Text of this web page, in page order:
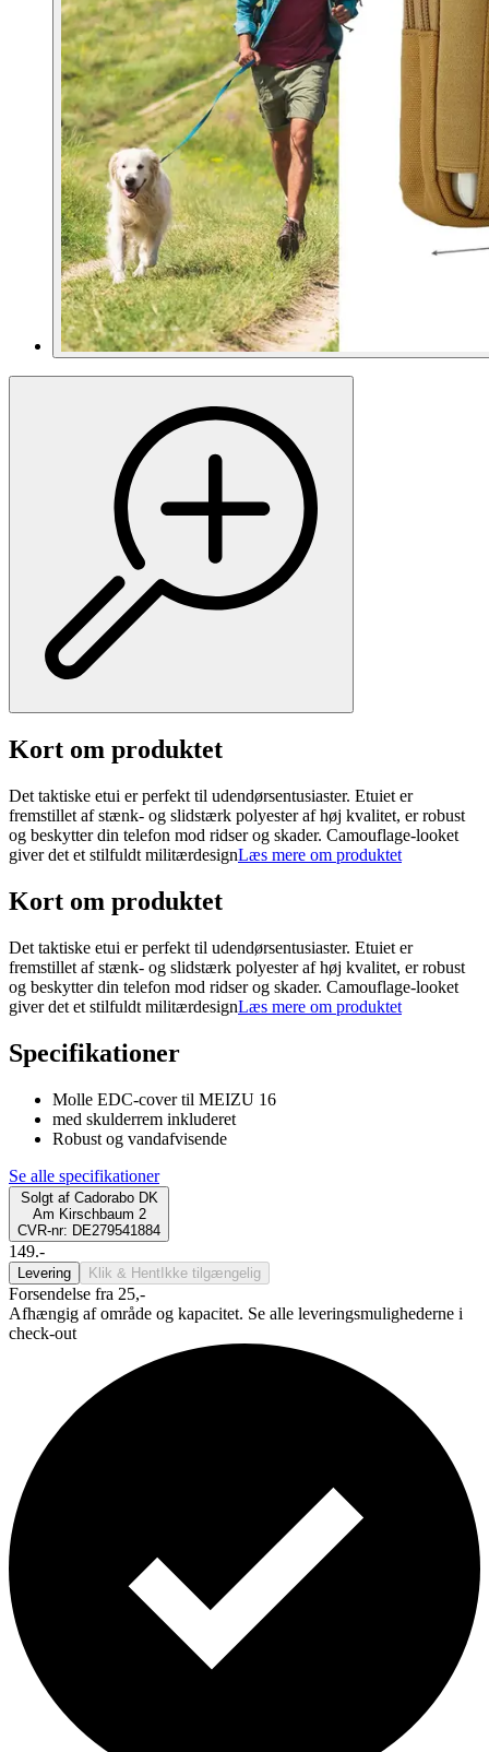
Kort om produktet
Det taktiske etui er perfekt til udendørsentusiaster. Etuiet er
fremstillet af stænk- og slidstærk polyester af høj kvalitet, er robust
og beskytter din telefon mod ridser og skader. Camouflage-looket
giver det et stilfuldt militærdesignLæs mere om produktet
Kort om produktet
Det taktiske etui er perfekt til udendørsentusiaster. Etuiet er
fremstillet af stænk- og slidstærk polyester af høj kvalitet, er robust
og beskytter din telefon mod ridser og skader. Camouflage-looket
giver det et stilfuldt militærdesignLæs mere om produktet
Specifikationer
Molle EDC-cover til MEIZU 16
med skulderrem inkluderet
Robust og vandafvisende
Se alle specifikationer
Solgt af Cadorabo DK
Am Kirschbaum 2
CVR-nr: DE279541884
149.-
Levering Klik & Hent Ikke tilgængelig
Forsendelse fra 25,-
Afhængig af område og kapacitet. Se alle leveringsmulighederne i
check-out